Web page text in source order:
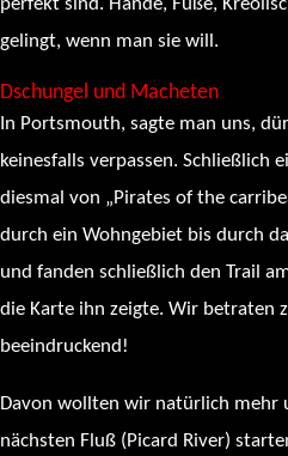
gelingt, wenn man sie will.
Dschungel und Macheten
In Portsmouth, sagte man uns,
keinesfalls verpassen. Schließlich
diesmal von „Pirates of the
durch ein Wohngebiet bis durch
und fanden schließlich den Trail
die Karte ihn zeigte. Wir betraten
beeindruckend!
Davon wollten wir natürlich mehr
nächsten Fluß (Picard River)